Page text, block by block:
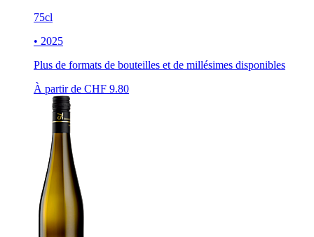
75cl
• 2025
Plus de formats de bouteilles et de millésimes disponibles
À partir de CHF 9.80